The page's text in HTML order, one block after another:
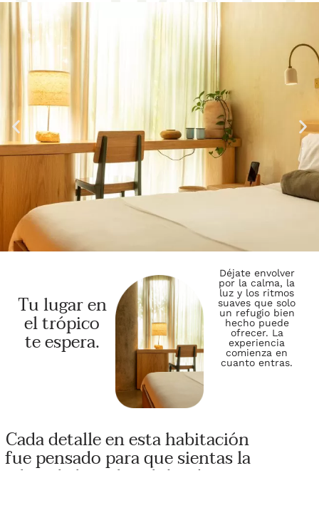
Tu lugar en
el trópico
te espera.
Déjate envolver
por la calma, la
luz y los ritmos
suaves que solo
un refugio bien
hecho puede
ofrecer. La
experiencia
comienza en
cuanto entras.
Cada detalle en esta habitación
fue pensado para que sientas la
calma, la luz y la calidez de estar